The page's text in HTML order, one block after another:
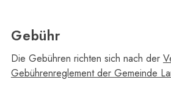
Gebühr
Die Gebühren richten sich nach der
Gebührenreglement der Gemeinde